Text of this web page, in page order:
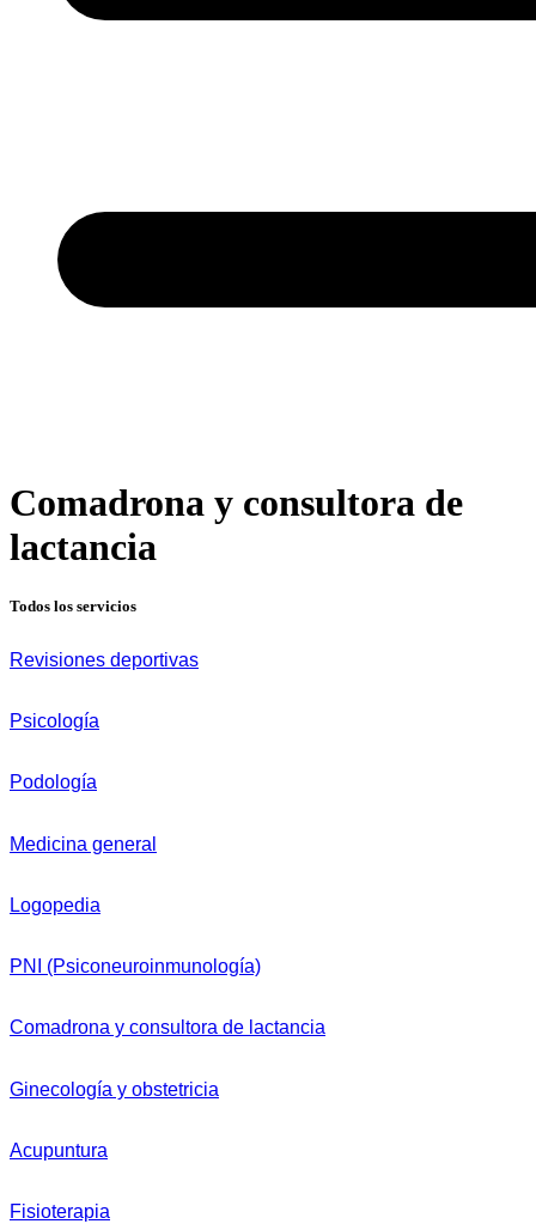
Comadrona y consultora de
lactancia
Todos los servicios
Revisiones deportivas
Psicología
Podología
Medicina general
Logopedia
PNI (Psiconeuroinmunología)
Comadrona y consultora de lactancia
Ginecología y obstetricia
Acupuntura
Fisioterapia